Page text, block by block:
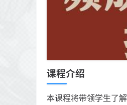
课程介绍
本课程将带领学生了